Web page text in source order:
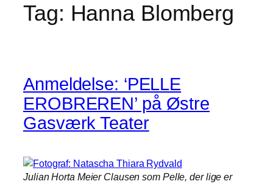
Tag: Hanna Blomberg
Anmeldelse: ‘PELLE
EROBREREN’ på Østre
Gasværk Teater
Julian Horta Meier Clausen som Pelle, der lige er